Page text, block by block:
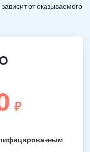
от оказываемого
₽